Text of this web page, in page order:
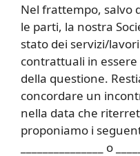
Nel frattempo, salvo
le parti, la nostra
stato dei servizi/
contrattuali in
della questione.
concordare un
nella data che
proponiamo i
_______________ o